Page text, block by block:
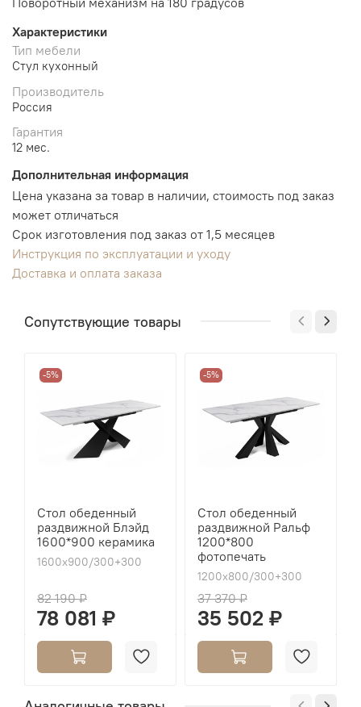
Характеристики
Тип мебели
Стул кухонный
Производитель
Россия
Гарантия
12 мес.
Дополнительная информация
Цена указана за товар в наличии, стоимость под заказ
может отличаться
Срок изготовления под заказ от 1,5 месяцев
Инструкция по эксплуатации и уходу
Доставка и оплата заказа
Сопутствующие товары
-5%
Стол обеденный
раздвижной Блэйд
1600*900 керамика
1600х900/300+300
82 190 ₽
78 081 ₽
-5%
Стол обеденный
раздвижной Ральф
1200*800
фотопечать
1200х800/300+300
37 370 ₽
35 502 ₽